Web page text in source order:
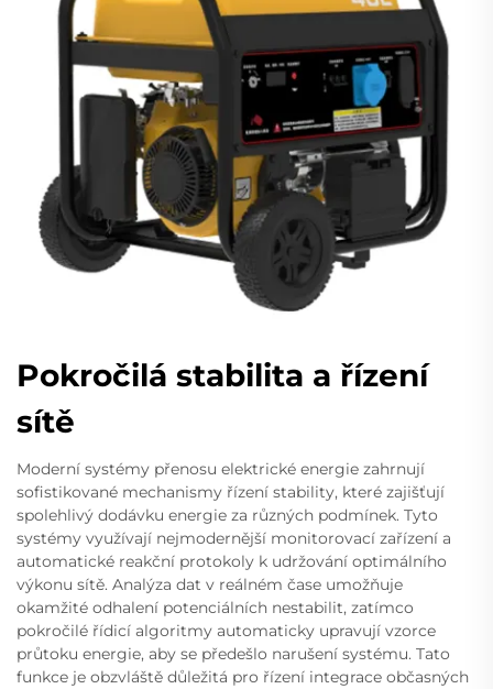
Pokročilá stabilita a řízení
sítě
Moderní systémy přenosu elektrické energie zahrnují
sofistikované mechanismy řízení stability, které zajišťují
spolehlivý dodávku energie za různých podmínek. Tyto
systémy využívají nejmodernější monitorovací zařízení a
automatické reakční protokoly k udržování optimálního
výkonu sítě. Analýza dat v reálném čase umožňuje
okamžité odhalení potenciálních nestabilit, zatímco
pokročilé řídicí algoritmy automaticky upravují vzorce
průtoku energie, aby se předešlo narušení systému. Tato
funkce je obzvláště důležitá pro řízení integrace občasných